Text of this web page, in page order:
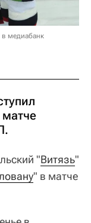
в медиабанк
"Витязь"
" в матче